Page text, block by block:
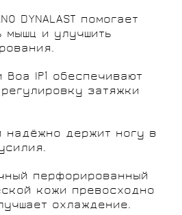
DYNALAST помогает
мышц и улучшить
IP1 обеспечивают
затяжки
надёжно держит ногу в
перфорированный
кожи превосходно
охлаждение.